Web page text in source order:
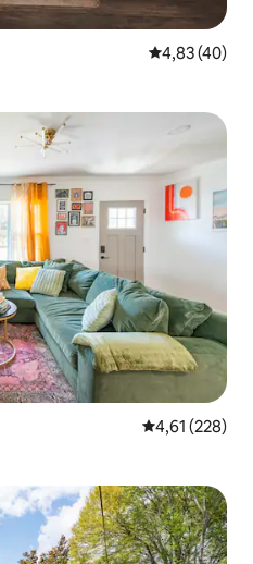
Évaluation
4,83 (40)
Évaluation
4,61 (228)